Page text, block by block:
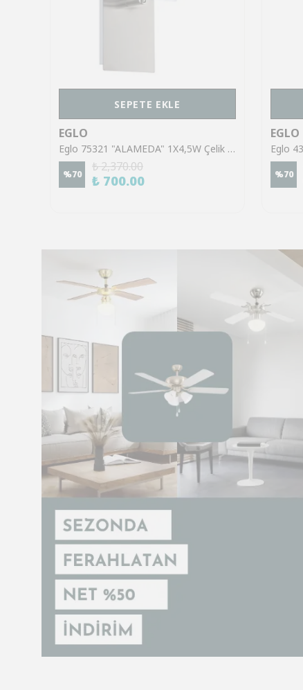
SEPETE EKLE
EGLO
Eglo 75321 "ALAMEDA" 1X4,5W Çelik Nikel Mat Sıva Üstü Spot
%70
₺ 2,370.00
₺ 700.00
EGLO
%70